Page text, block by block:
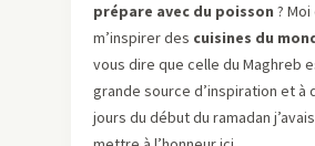
prépare avec du poisson ?
m’inspirer des cuisines du
vous dire que celle du Maghreb
grande source d’inspiration et à
jours du début du ramadan